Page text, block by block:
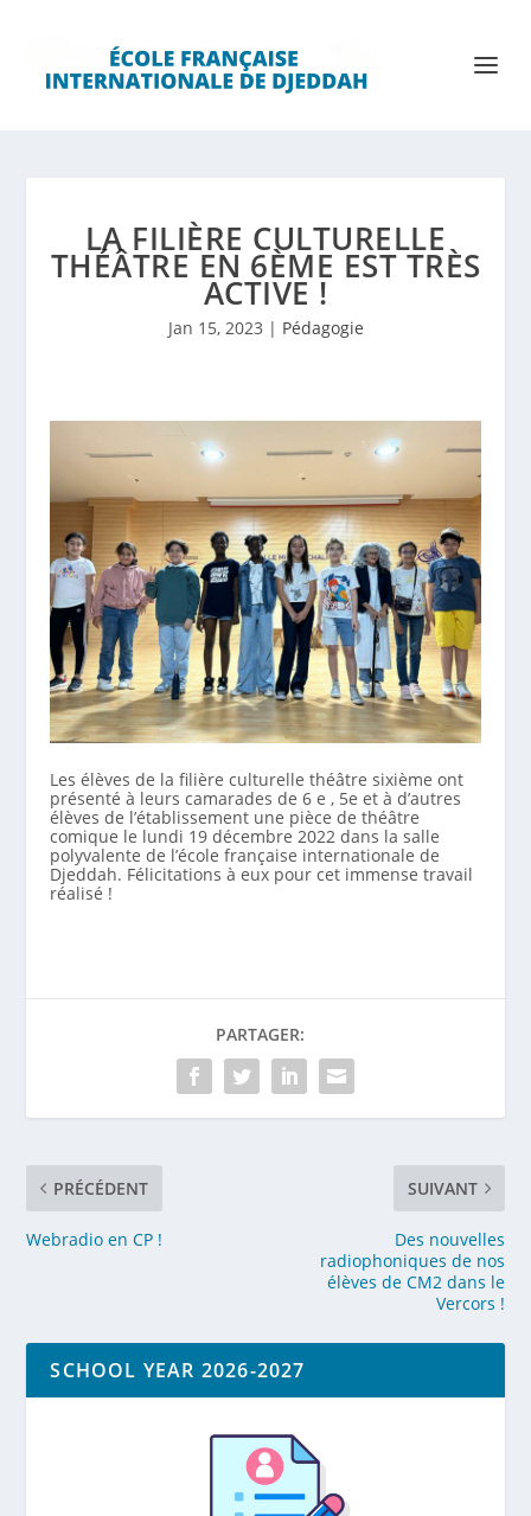
LA FILIÈRE CULTURELLE
THÉÂTRE EN 6ÈME EST TRÈS
ACTIVE !
Jan 15, 2023 | Pédagogie
Les élèves de la filière culturelle théâtre sixième ont
présenté à leurs camarades de 6 e , 5e et à d’autres
élèves de l’établissement une pièce de théâtre
comique le lundi 19 décembre 2022 dans la salle
polyvalente de l’école française internationale de
Djeddah. Félicitations à eux pour cet immense travail
réalisé !
PARTAGER:
PRÉCÉDENT
Webradio en CP !
SUIVANT
Des nouvelles
radiophoniques de nos
élèves de CM2 dans le
Vercors !
SCHOOL YEAR 2026-2027